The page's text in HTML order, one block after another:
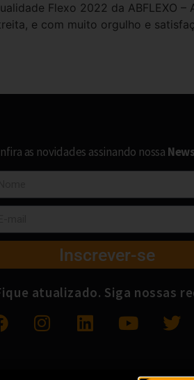
Flexo 2022 da ABFLEXO –
e com muito orgulho e
as novidades assinando nossa
Inscrever-se
atualizado. Siga nossas